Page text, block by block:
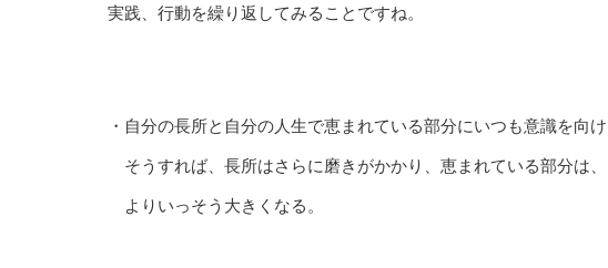
実践、行動を繰り返してみることですね。
・自分の長所と自分の人生で恵まれている部分にいつも意識を向け
そうすれば、長所はさらに磨きがかかり、恵まれている部分は、
よりいっそう大きくなる。